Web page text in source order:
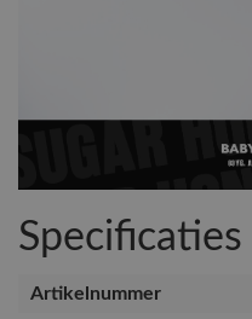
Specificaties
Artikelnummer